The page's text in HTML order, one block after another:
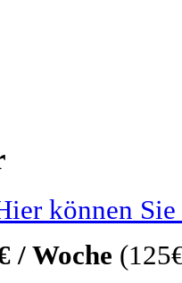
können
/ Woche